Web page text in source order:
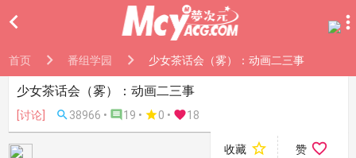

首页 番组学园 少女茶话会（雾）：动画二三事
少女茶话会（雾）：动画二三事
[讨论]  38966 •  19 • 0 • 18
收藏  赞 